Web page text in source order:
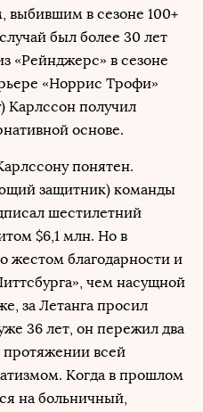
в сезоне 100+
был более 30 лет
«Рейнджерс» в сезоне
«Норрис Трофи»
Карлссон получил
основе.
понятен.
защитник) команды
шестилетний
$6,1 млн. Но в
жестом благодарности и
чем насущной
за Летанга просил
36 лет, он пережил два
протяжении всей
Когда в прошлом
на больничный,